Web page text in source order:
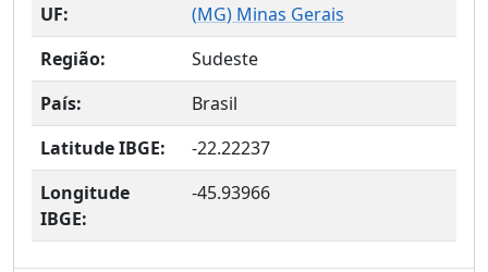
UF: (MG) Minas Gerais
Região:
Sudeste
País:
Brasil
Latitude IBGE:
-22.22237
Longitude
IBGE:
-45.93966